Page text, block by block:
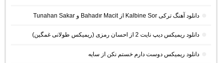
دانلود آهنگ ترکی Kalbine Sor از Bahadır Macit و Tunahan Sakar
دانلود ریمیکس دیپ نایت 2 از احسان رمزی (ریمیکس طولانی غمگین)
دانلود ریمیکس دوست دارم خستم نکن از سایه